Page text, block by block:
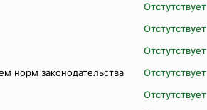
Отстутствует
Отстутствует
Отстутствует
норм законодательства
Отстутствует
Отстутствует